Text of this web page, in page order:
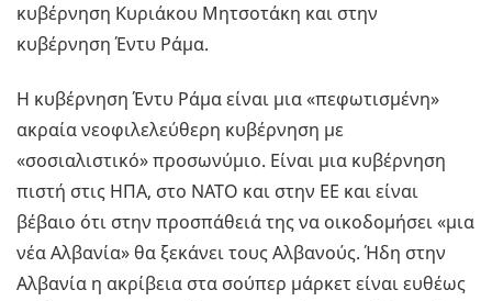
κυβέρνηση Κυριάκου Μητσοτάκη και στην
κυβέρνηση Έντυ Ράμα.
Η κυβέρνηση Έντυ Ράμα είναι μια «πεφωτισμένη»
ακραία νεοφιλελεύθερη κυβέρνηση με
«σοσιαλιστικό» προσωνύμιο. Είναι μια κυβέρνηση
πιστή στις ΗΠΑ, στο ΝΑΤΟ και στην ΕΕ και είναι
βέβαιο ότι στην προσπάθειά της να οικοδομήσει «μια
νέα Αλβανία» θα ξεκάνει τους Αλβανούς. Ήδη στην
Αλβανία η ακρίβεια στα σούπερ μάρκετ είναι ευθέως